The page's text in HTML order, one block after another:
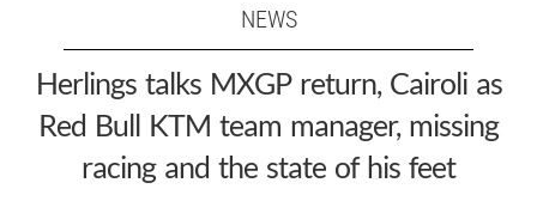
NEWS
Herlings talks MXGP return, Cairoli as
Red Bull KTM team manager, missing
racing and the state of his feet